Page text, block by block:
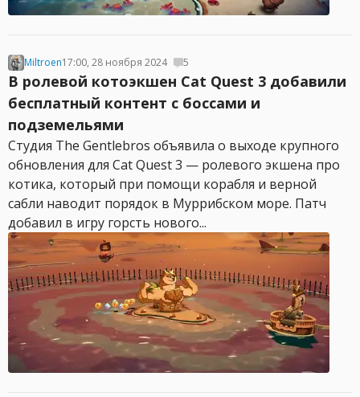
Miltroen17:00, 28 ноября 2024 5
В ролевой котоэкшен Cat Quest 3 добавили
бесплатный контент с боссами и
подземельями
Студия The Gentlebros объявила о выходе крупного
обновления для Cat Quest 3 — ролевого экшена про
котика, который при помощи корабля и верной
сабли наводит порядок в Муррибском море. Патч
добавил в игру горсть нового...